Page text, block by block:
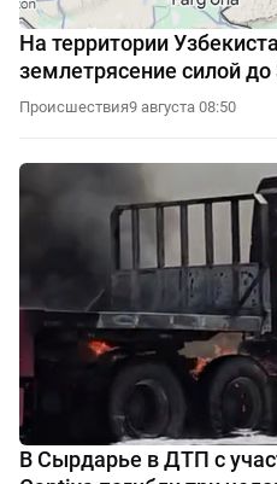
На территории
землетрясение силой до
Происшествия9 августа 08:50
В Сырдарье в ДТП с